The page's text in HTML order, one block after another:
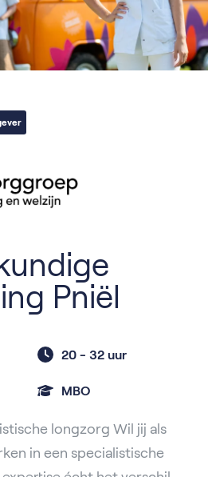
Pniël
20 - 32 uur
MBO
longzorg Wil jij als
in een specialistische